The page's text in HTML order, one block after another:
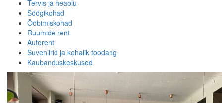
Tervis ja heaolu
Söögikohad
Ööbimiskohad
Ruumide rent
Autorent
Suveniirid ja kohalik toodang
Kaubanduskeskused